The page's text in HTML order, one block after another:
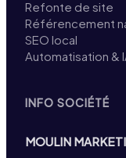
Refonte de site
Référencement
SEO local
Automatisation &
INFO SOCIÉTÉ
MOULIN